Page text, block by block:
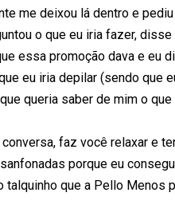
me deixou lá dentro e
o que eu iria fazer,
essa promoção dava e eu
eu iria depilar (sendo que
queria saber de mim o que
faz você relaxar e
porque eu
talquinho que a Pello